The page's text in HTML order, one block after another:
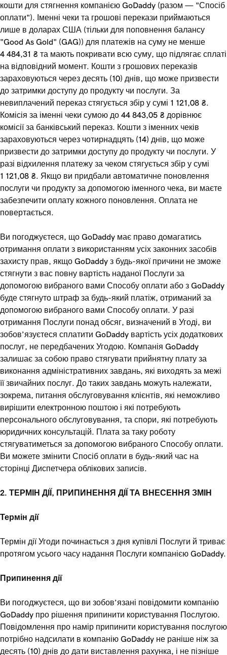
кошти для стягнення компанією GoDaddy (разом — "Спосіб
оплати"). Іменні чеки та грошові перекази приймаються
лише в доларах США (тільки для поповнення балансу
"Good As Gold" (GAG)) для платежів на суму не менше
4 484,31 ₴ та мають покривати всю суму, що підлягає сплаті
на відповідний момент. Кошти з грошових переказів
зараховуються через десять (10) днів, що може призвести
до затримки доступу до продукту чи послуги. За
невиплачений переказ стягується збір у сумі 1 121,08 ₴.
Комісія за іменні чеки сумою до 44 843,05 ₴ дорівнює
комісії за банківський переказ. Кошти з іменних чеків
зараховуються через чотирнадцять (14) днів, що може
призвести до затримки доступу до продукту чи послуги. У
разі відхилення платежу за чеком стягується збір у сумі
1 121,08 ₴. Якщо ви придбали автоматичне поновлення
послуги чи продукту за допомогою іменного чека, ви маєте
забезпечити оплату кожного поновлення. Оплата не
повертається.
Ви погоджуєтеся, що GoDaddy має право домагатись
отримання оплати з використанням усіх законних засобів
захисту прав, якщо GoDaddy з будь-якої причини не зможе
стягнути з вас повну вартість наданої Послуги за
допомогою вибраного вами Способу оплати або з GoDaddy
буде стягнуто штраф за будь-який платіж, отриманий за
допомогою вибраного вами Способу оплати. У разі
отримання Послуги понад обсяг, визначений в Угоді, ви
зобов’язуєтеся сплатити GoDaddy вартість усіх додаткових
послуг, не передбачених Угодою. Компанія GoDaddy
залишає за собою право стягувати прийнятну плату за
виконання адміністративних завдань, які виходять за межі
її звичайних послуг. До таких завдань можуть належати,
зокрема, питання обслуговування клієнтів, які неможливо
вирішити електронною поштою і які потребують
персонального обслуговування, та спори, які потребують
юридичних консультацій. Плата за таку роботу
стягуватиметься за допомогою вибраного Способу оплати.
Ви можете змінити Спосіб оплати в будь-який час на
сторінці Диспетчера облікових записів.
2. ТЕРМІН ДІЇ, ПРИПИНЕННЯ ДІЇ ТА ВНЕСЕННЯ ЗМІН
Термін дії
Термін дії Угоди починається з дня купівлі Послуги й триває
протягом усього часу надання Послуги компанією GoDaddy.
Припинення дії
Ви погоджуєтеся, що ви зобов’язані повідомити компанію
GoDaddy про рішення припинити користування Послугою.
Повідомлення про намір припинити користування послугою
потрібно надсилати в компанію GoDaddy не раніше ніж за
десять (10) днів до дати виставлення рахунка, і не пізніше